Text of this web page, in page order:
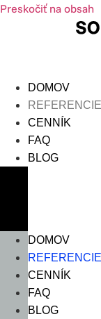
Preskočiť na obsah
DOMOV
REFERENCIE
CENNÍK
FAQ
BLOG
DOMOV
REFERENCIE
CENNÍK
FAQ
BLOG